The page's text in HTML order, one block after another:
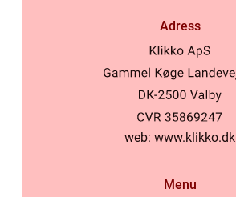
Adress
web: www.klikko.dk
Menu